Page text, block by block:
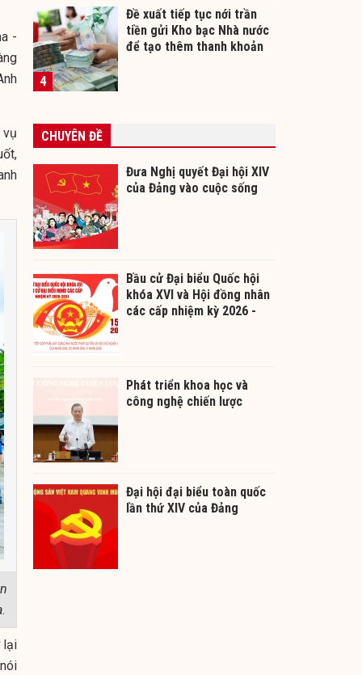
-
vụ
lại
4
Đề xuất tiếp tục nới trần
tiền gửi Kho bạc Nhà nước
để tạo thêm thanh khoản
CHUYÊN ĐỀ
Đưa Nghị quyết Đại hội XIV
của Đảng vào cuộc sống
Bầu cử Đại biểu Quốc hội
khóa XVI và Hội đồng nhân
các cấp nhiệm kỳ 2026 -
Phát triển khoa học và
công nghệ chiến lược
Đại hội đại biểu toàn quốc
lần thứ XIV của Đảng